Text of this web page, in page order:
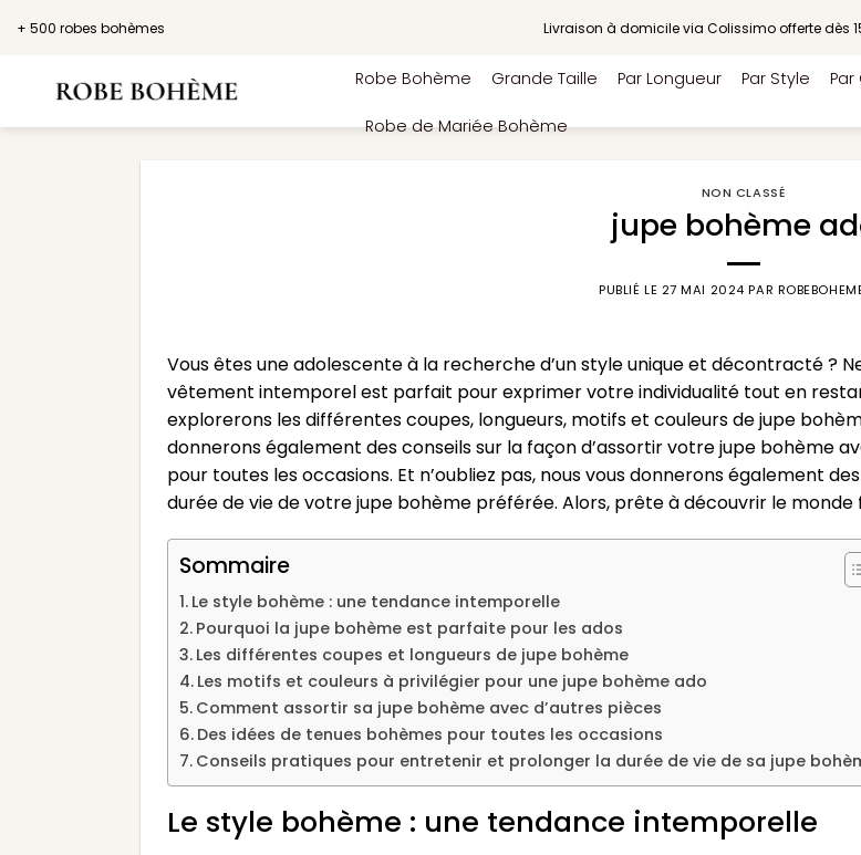
+ 500 robes bohèmes Livraison à domicile via Colissimo offerte dès
Robe Bohème Grande Taille Par Longueur Par Style Par
Robe de Mariée Bohème
NON CLASSÉ
jupe bohème
PUBLIÉ LE 27 MAI 2024 PAR
Vous êtes une adolescente à la recherche d’un style unique et décontracté ?
vêtement intemporel est parfait pour exprimer votre individualité tout en
explorerons les différentes coupes, longueurs, motifs et couleurs de jupe
donnerons également des conseils sur la façon d’assortir votre jupe bohème
pour toutes les occasions. Et n’oubliez pas, nous vous donnerons également
durée de vie de votre jupe bohème préférée. Alors, prête à découvrir le
Sommaire
Le style bohème : une tendance intemporelle
Pourquoi la jupe bohème est parfaite pour les ados
Les différentes coupes et longueurs de jupe bohème
Les motifs et couleurs à privilégier pour une jupe bohème ado
Comment assortir sa jupe bohème avec d’autres pièces
Des idées de tenues bohèmes pour toutes les occasions
Conseils pratiques pour entretenir et prolonger la durée de vie de sa jupe
Le style bohème : une tendance intemporelle